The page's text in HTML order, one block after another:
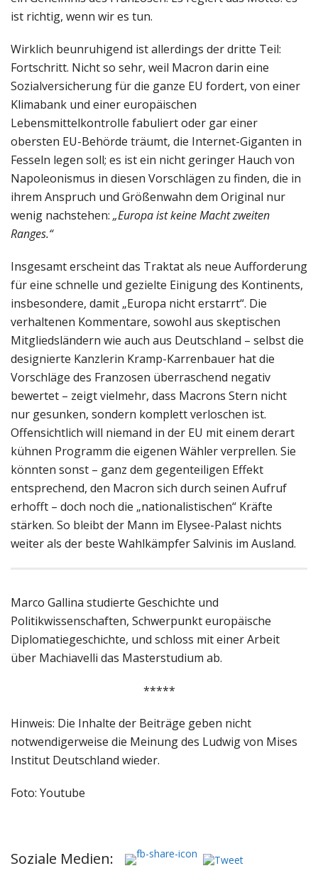
ist richtig, wenn wir es tun.
Wirklich beunruhigend ist allerdings der dritte Teil:
Fortschritt. Nicht so sehr, weil Macron darin eine
Sozialversicherung für die ganze EU fordert, von einer
Klimabank und einer europäischen
Lebensmittelkontrolle fabuliert oder gar einer
obersten EU-Behörde träumt, die Internet-Giganten in
Fesseln legen soll; es ist ein nicht geringer Hauch von
Napoleonismus in diesen Vorschlägen zu finden, die in
ihrem Anspruch und Größenwahn dem Original nur
wenig nachstehen: „Europa ist keine Macht zweiten
Ranges.“
Insgesamt erscheint das Traktat als neue Aufforderung
für eine schnelle und gezielte Einigung des Kontinents,
insbesondere, damit „Europa nicht erstarrt“. Die
verhaltenen Kommentare, sowohl aus skeptischen
Mitgliedsländern wie auch aus Deutschland – selbst die
designierte Kanzlerin Kramp-Karrenbauer hat die
Vorschläge des Franzosen überraschend negativ
bewertet – zeigt vielmehr, dass Macrons Stern nicht
nur gesunken, sondern komplett verloschen ist.
Offensichtlich will niemand in der EU mit einem derart
kühnen Programm die eigenen Wähler verprellen. Sie
könnten sonst – ganz dem gegenteiligen Effekt
entsprechend, den Macron sich durch seinen Aufruf
erhofft – doch noch die „nationalistischen“ Kräfte
stärken. So bleibt der Mann im Elysee-Palast nichts
weiter als der beste Wahlkämpfer Salvinis im Ausland.
Marco Gallina studierte Geschichte und
Politikwissenschaften, Schwerpunkt europäische
Diplomatiegeschichte, und schloss mit einer Arbeit
über Machiavelli das Masterstudium ab.
*****
Hinweis: Die Inhalte der Beiträge geben nicht
notwendigerweise die Meinung des Ludwig von Mises
Institut Deutschland wieder.
Foto: Youtube
Soziale Medien: